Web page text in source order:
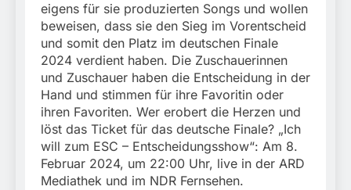
eigens für sie produzierten Songs und wollen
beweisen, dass sie den Sieg im Vorentscheid
und somit den Platz im deutschen Finale
2024 verdient haben. Die Zuschauerinnen
und Zuschauer haben die Entscheidung in der
Hand und stimmen für ihre Favoritin oder
ihren Favoriten. Wer erobert die Herzen und
löst das Ticket für das deutsche Finale? „Ich
will zum ESC – Entscheidungsshow“: Am 8.
Februar 2024, um 22:00 Uhr, live in der ARD
Mediathek und im NDR Fernsehen.